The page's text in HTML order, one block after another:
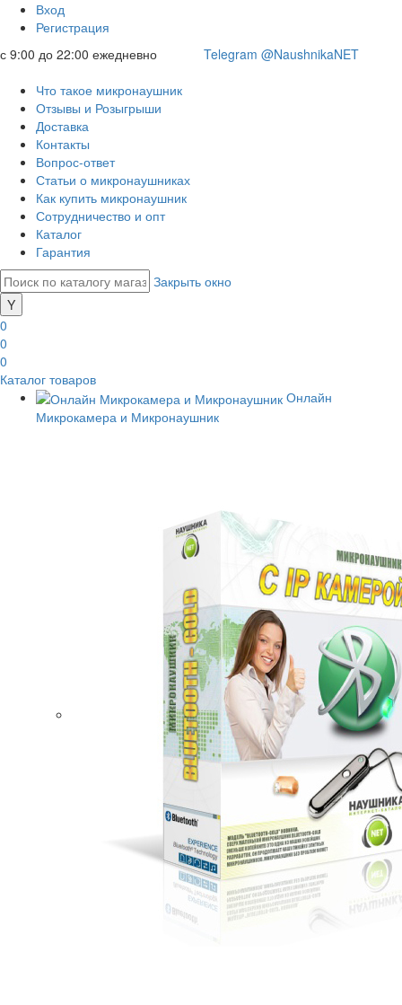
Вход
Регистрация
с 9:00 до 22:00 ежедневно
Telegram @NaushnikaNET
Что такое микронаушник
Отзывы и Розыгрыши
Доставка
Контакты
Вопрос-ответ
Статьи о микронаушниках
Как купить микронаушник
Сотрудничество и опт
Каталог
Гарантия
Закрыть окно
0
0
0
Каталог товаров
Онлайн
Микрокамера и Микронаушник